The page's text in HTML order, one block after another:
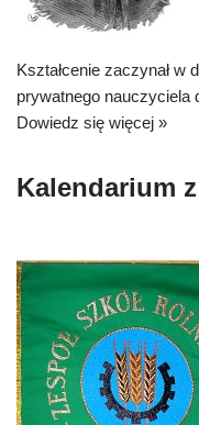
Kształcenie zaczynał w
prywatnego nauczyciela
Dowiedz się więcej »
Kalendarium